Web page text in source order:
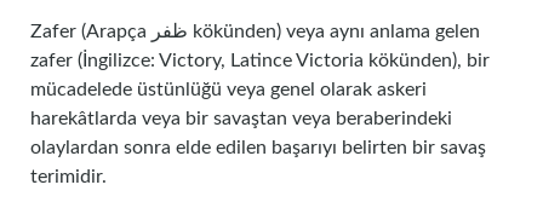
Zafer (Arapça ظفر kökünden) veya aynı anlama gelen
zafer (İngilizce: Victory, Latince Victoria kökünden), bir
mücadelede üstünlüğü veya genel olarak askeri
harekâtlarda veya bir savaştan veya beraberindeki
olaylardan sonra elde edilen başarıyı belirten bir savaş
terimidir.